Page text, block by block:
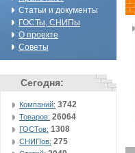
Статьи и документы
ГОСТы, СНИПы
О проекте
Советы
Сегодня:
Компаний: 3742
Товаров: 26064
ГОСТов: 1308
СНИПов: 275